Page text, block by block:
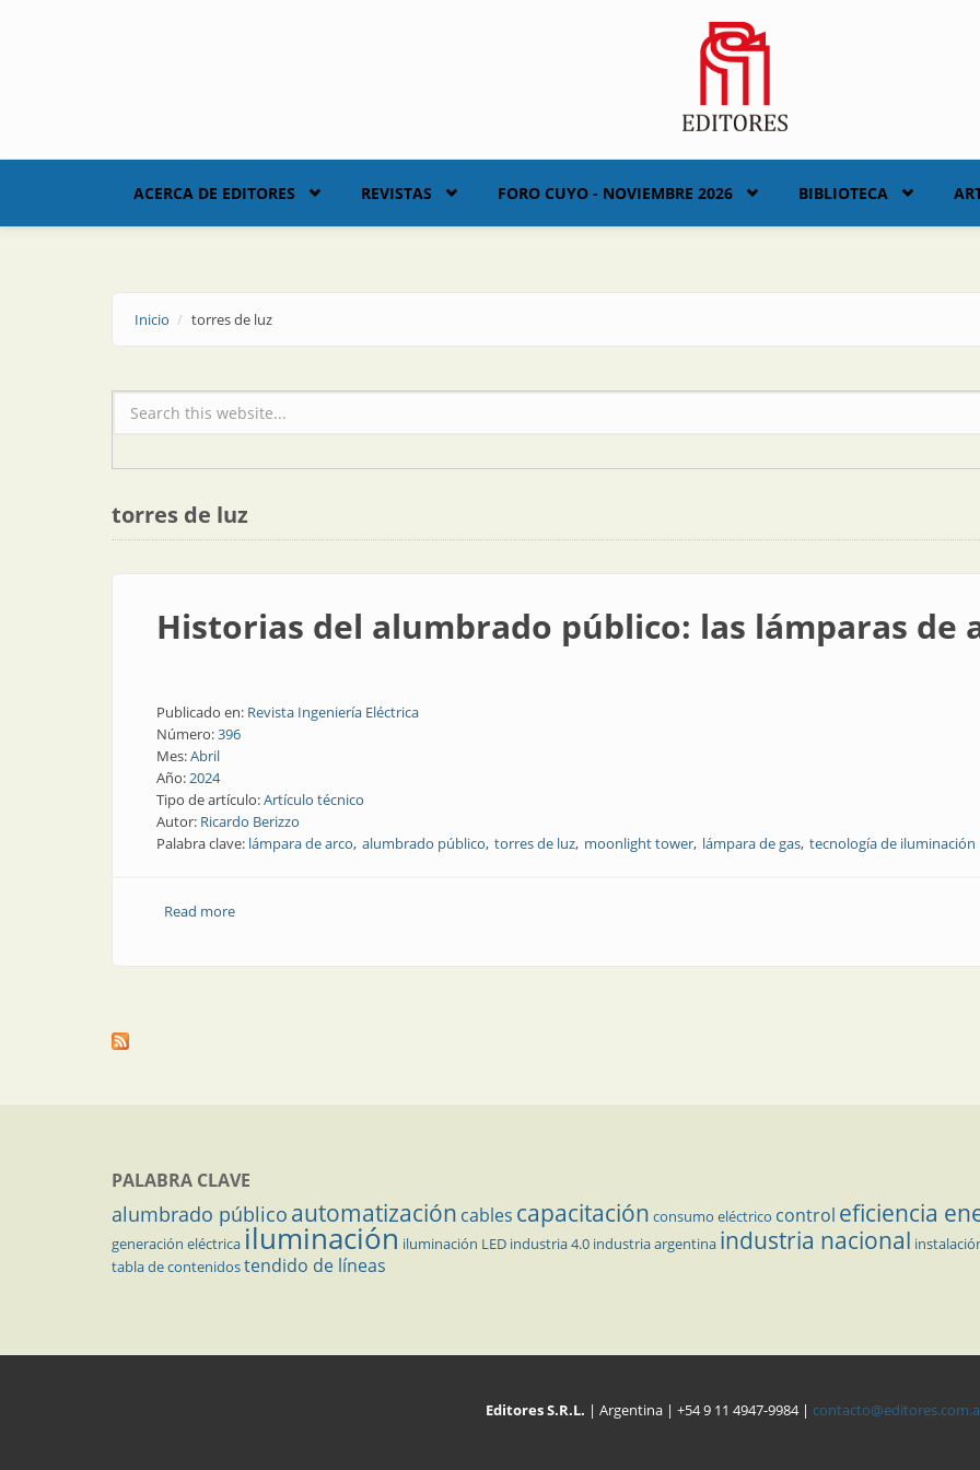
ACERCA DE EDITORES REVISTAS FORO CUYO - NOVIEMBRE 2026 BIBLIOTECA
Inicio torres de luz
Formulario de búsqueda
torres de luz
Historias del alumbrado público: las lámparas de
Publicado en: Revista Ingeniería Eléctrica
Número:396
Mes:Abril
Año:2024
Tipo de artículo:Artículo técnico
Autor: Ricardo Berizzo
Palabra clave: lámpara de arco alumbrado público torres de luz moonlight tower lámpara de gas tecnología de iluminación
Read moreabout Historias del alumbrado público: las lámparas de arco
PALABRA CLAVE
alumbrado público automatización cables capacitación consumo eléctrico control eficiencia
generación eléctrica iluminación iluminación LED industria 4.0 industria argentina industria nacional
tabla de contenidostendido de líneas
Editores S.R.L. | Argentina | +54 9 11 4947-9984 |